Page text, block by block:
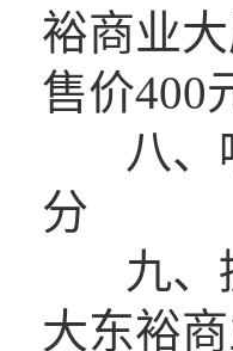
裕商业
售价400
八、响
分
九、提
大东裕